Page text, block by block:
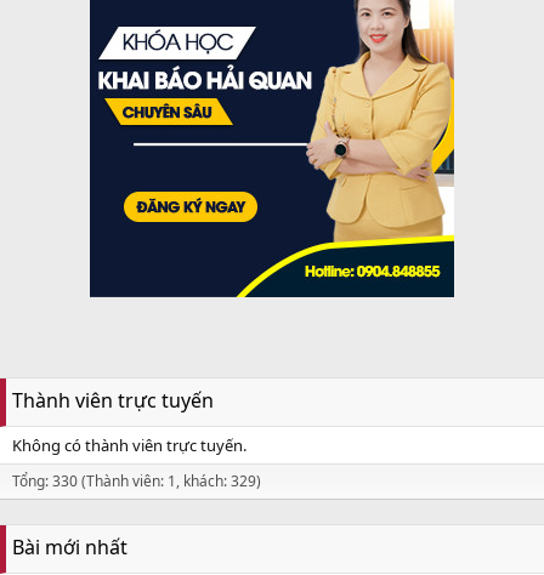
Thành viên trực tuyến
Không có thành viên trực tuyến.
Tổng: 330 (Thành viên: 1, khách: 329)
Bài mới nhất